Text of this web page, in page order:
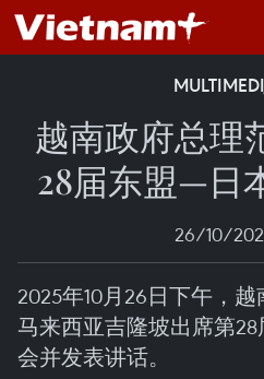
越南政府总理
28届东盟—日
26/10/
2025年10月26日下午，
马来西亚吉隆坡出席第
会并发表讲话。